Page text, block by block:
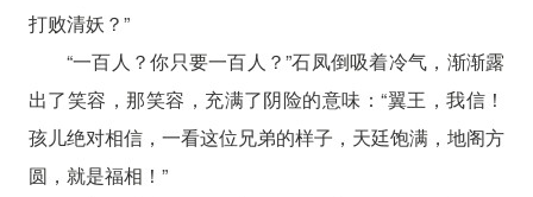
打败清妖？”
“一百人？你只要一百人？”石凤倒吸着冷气，渐渐露
出了笑容，那笑容，充满了阴险的意味：“翼王，我信！
孩儿绝对相信，一看这位兄弟的样子，天廷饱满，地阁方
圆，就是福相！”